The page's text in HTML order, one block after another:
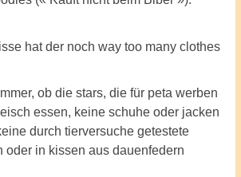
hat der noch way too many clothes
ob die stars, die für peta werben
essen, keine schuhe oder jacken
durch tierversuche getestete
oder in kissen aus dauenfedern